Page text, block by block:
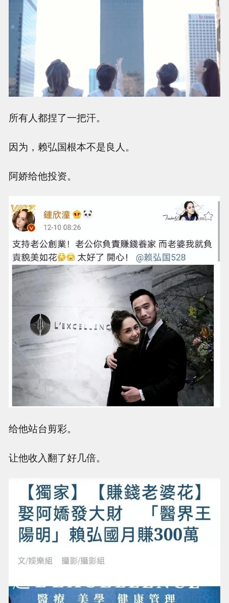
所有人都捏了一把汗。
因为，赖弘国根本不是良人。
阿娇给他投资。
给他站台剪彩。
让他收入翻了好几倍。